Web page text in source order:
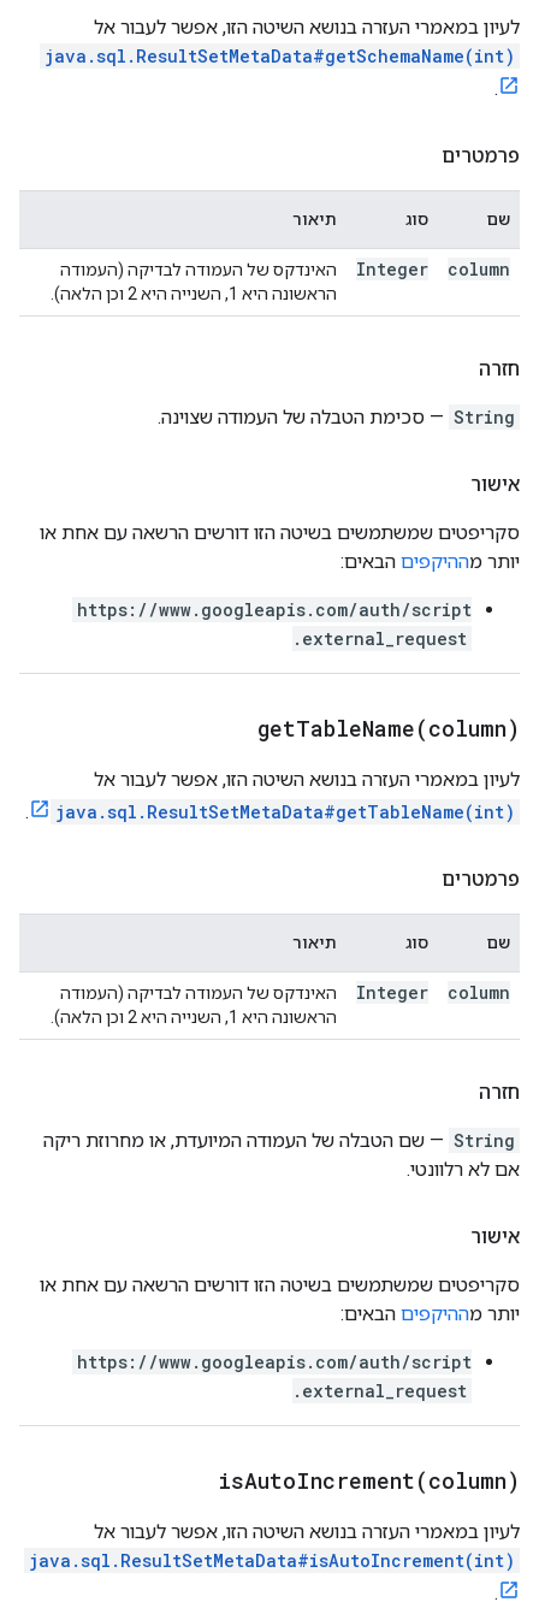
לעיון במאמרי העזרה בנושא השיטה הזו, אפשר לעבור אל
java.sql.ResultSetMetaData#getSchemaName(int)
.
פרמטרים
שם סוג תיאור
column
Integer
האינדקס של העמודה לבדיקה (העמודה
הראשונה היא 1, השנייה היא 2 וכן הלאה).
חזרה
String — סכימת הטבלה של העמודה שצוינה.
אישור
סקריפטים שמשתמשים בשיטה הזו דורשים הרשאה עם אחת או
יותר מההיקפים הבאים:
https://www.googleapis.com/auth/script
.external_request
getTableName(column)
לעיון במאמרי העזרה בנושא השיטה הזו, אפשר לעבור אל
java.sql.ResultSetMetaData#getTableName(int)
.
פרמטרים
שם סוג תיאור
column
Integer
האינדקס של העמודה לבדיקה (העמודה
הראשונה היא 1, השנייה היא 2 וכן הלאה).
חזרה
String — שם הטבלה של העמודה המיועדת, או מחרוזת ריקה
אם לא רלוונטי.
אישור
סקריפטים שמשתמשים בשיטה הזו דורשים הרשאה עם אחת או
יותר מההיקפים הבאים:
https://www.googleapis.com/auth/script
.external_request
isAutoIncrement(column)
לעיון במאמרי העזרה בנושא השיטה הזו, אפשר לעבור אל
java.sql.ResultSetMetaData#isAutoIncrement(int)
.